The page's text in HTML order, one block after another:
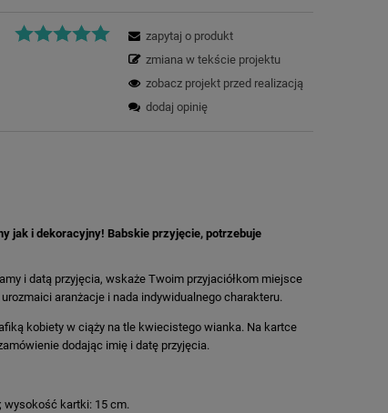
zapytaj o produkt
zmiana w tekście projektu
zobacz projekt przed realizacją
dodaj opinię
jak i dekoracyjny! Babskie przyjęcie, potrzebuje
i datą przyjęcia, wskaże Twoim przyjaciółkom miejsce
aranżacje i nada indywidualnego charakteru.
kobiety w ciąży na tle kwiecistego wianka. Na kartce
dodając imię i datę przyjęcia.
wysokość kartki: 15 cm.